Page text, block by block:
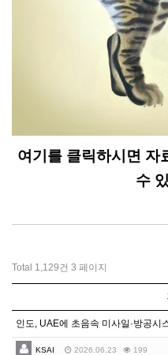
여기를 클릭하시면 자
수
Total 1,129건 3 페이지
KSAI 2026.06.23 199